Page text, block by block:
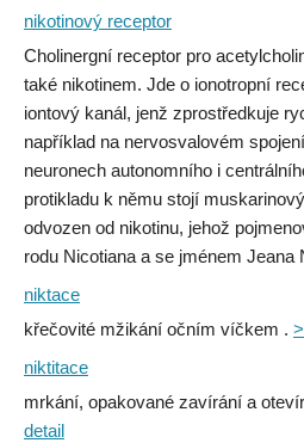
nikotinový receptor
Cholinergní receptor pro
také nikotinem. Jde o ionotropní
iontový kanál, jenž zprostředkuje
například na nervosvalovém
neuronech autonomního i
protikladu k němu stojí
odvozen od nikotinu, jehož
rodu Nicotiana a se jménem Jeana
niktace
křečovité mžikání očním víčkem .
niktitace
mrkání, opakované zavírání a
detail